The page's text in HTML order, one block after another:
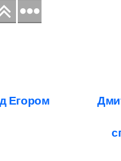
Егором